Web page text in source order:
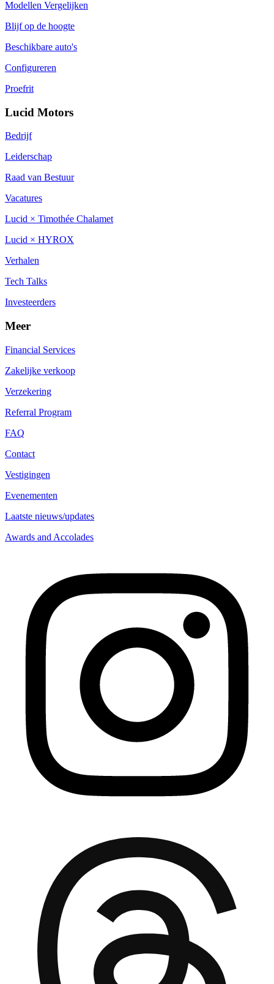
Modellen Vergelijken
Blijf op de hoogte
Beschikbare auto's
Configureren
Proefrit
Lucid Motors
Bedrijf
Leiderschap
Raad van Bestuur
Vacatures
Lucid × Timothée Chalamet
Lucid × HYROX
Verhalen
Tech Talks
Investeerders
Meer
Financial Services
Zakelijke verkoop
Verzekering
Referral Program
FAQ
Contact
Vestigingen
Evenementen
Laatste nieuws/updates
Awards and Accolades